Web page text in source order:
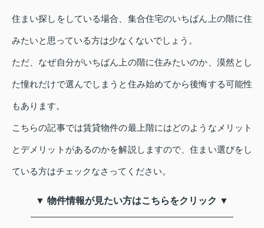
住まい探しをしている場合、集合住宅のいちばん上の階に住
みたいと思っている方は少なくないでしょう。
ただ、なぜ自分がいちばん上の階に住みたいのか、漠然とし
た憧れだけで選んでしまうと住み始めてから後悔する可能性
もあります。
こちらの記事では賃貸物件の最上階にはどのようなメリット
とデメリットがあるのかを解説しますので、住まい選びをし
ている方はチェックなさってください。
▼ 物件情報が見たい方はこちらをクリック ▼